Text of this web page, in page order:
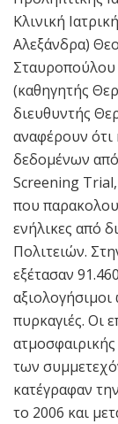
Κλινική
Αλεξάνδρα)
Σταυροπούλου
(καθηγητής
διευθυντής
αναφέρουν
δεδομένων από
Screening
που
ενήλικες από
Πολιτειών.
εξέτασαν
πυρκαγιές. Οι
των
κατέγραφαν
το 2006 και